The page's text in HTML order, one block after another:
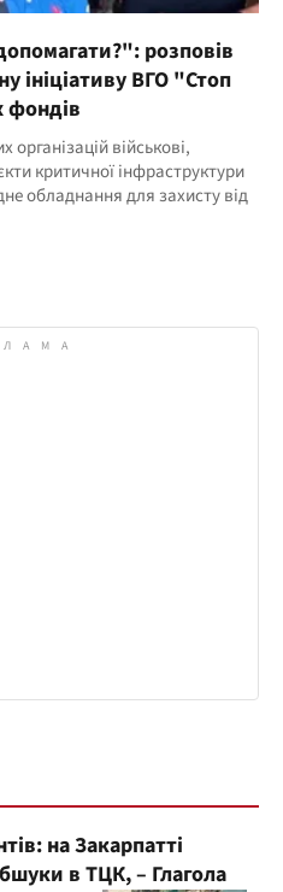
розповів
ініціативу ВГО "Стоп
фондів
організацій військові,
критичної інфраструктури
обладнання для захисту від
на Закарпатті
в ТЦК, – Глагола